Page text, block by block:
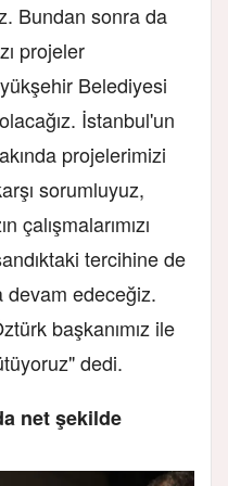
Bundan sonra da
projeler
Belediyesi
İstanbul'un
projelerimizi
sorumluyuz,
çalışmalarımızı
tercihine de
devam edeceğiz.
başkanımız ile
dedi.
net şekilde